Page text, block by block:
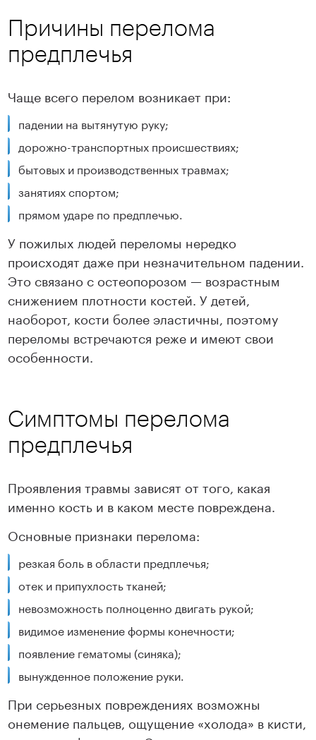
Причины перелома
предплечья
Чаще всего перелом возникает при:
падении на вытянутую руку;
дорожно-транспортных происшествиях;
бытовых и производственных травмах;
занятиях спортом;
прямом ударе по предплечью.
У пожилых людей переломы нередко
происходят даже при незначительном падении.
Это связано с остеопорозом — возрастным
снижением плотности костей. У детей,
наоборот, кости более эластичны, поэтому
переломы встречаются реже и имеют свои
особенности.
Симптомы перелома
предплечья
Проявления травмы зависят от того, какая
именно кость и в каком месте повреждена.
Основные признаки перелома:
резкая боль в области предплечья;
отек и припухлость тканей;
невозможность полноценно двигать рукой;
видимое изменение формы конечности;
появление гематомы (синяка);
вынужденное положение руки.
При серьезных повреждениях возможны
онемение пальцев, ощущение «холода» в кисти,